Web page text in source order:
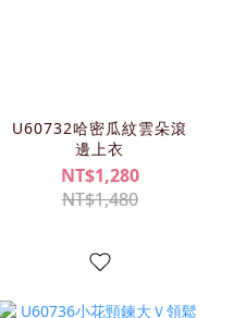
U60732哈密瓜紋雲朵滾
邊上衣
NT$1,280
NT$1,480